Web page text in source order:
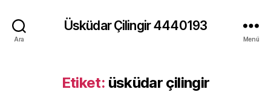
Ara
Üsküdar Çilingir 4440193
Menü
Etiket: üsküdar çilingir